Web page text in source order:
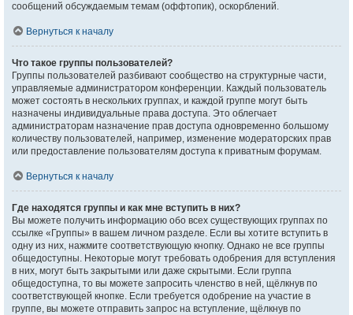
сообщений обсуждаемым темам (оффтопик), оскорблений.
Вернуться к началу
Что такое группы пользователей?
Группы пользователей разбивают сообщество на структурные части,
управляемые администратором конференции. Каждый пользователь
может состоять в нескольких группах, и каждой группе могут быть
назначены индивидуальные права доступа. Это облегчает
администраторам назначение прав доступа одновременно большому
количеству пользователей, например, изменение модераторских прав
или предоставление пользователям доступа к приватным форумам.
Вернуться к началу
Где находятся группы и как мне вступить в них?
Вы можете получить информацию обо всех существующих группах по
ссылке «Группы» в вашем личном разделе. Если вы хотите вступить в
одну из них, нажмите соответствующую кнопку. Однако не все группы
общедоступны. Некоторые могут требовать одобрения для вступления
в них, могут быть закрытыми или даже скрытыми. Если группа
общедоступна, то вы можете запросить членство в ней, щёлкнув по
соответствующей кнопке. Если требуется одобрение на участие в
группе, вы можете отправить запрос на вступление, щёлкнув по